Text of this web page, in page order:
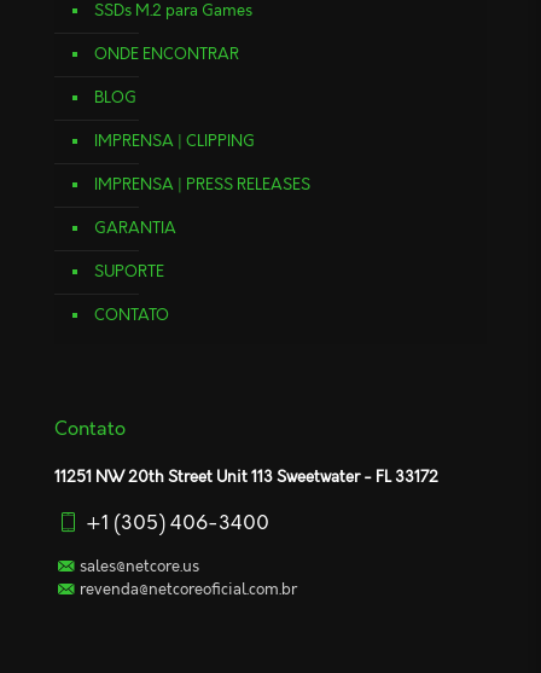
SSDs M.2 para Games
ONDE ENCONTRAR
BLOG
IMPRENSA | CLIPPING
IMPRENSA | PRESS RELEASES
GARANTIA
SUPORTE
CONTATO
Contato
11251 NW 20th Street Unit 113 Sweetwater - FL 33172
+1 (305) 406-3400
sales@netcore.us
revenda@netcoreoficial.com.br